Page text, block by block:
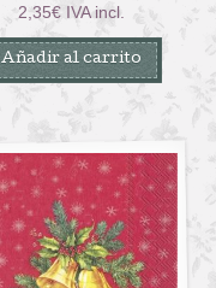
2,35€ IVA incl.
Añadir al carrito